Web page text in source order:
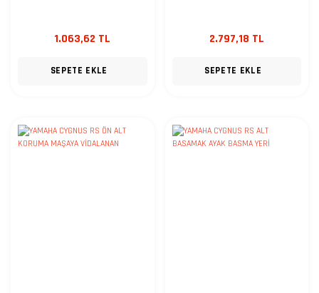
1.063,62 TL
SEPETE EKLE
2.797,18 TL
SEPETE EKLE